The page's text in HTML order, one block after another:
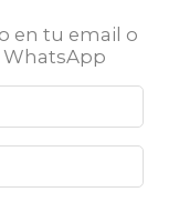
Una tradición
en tu email o